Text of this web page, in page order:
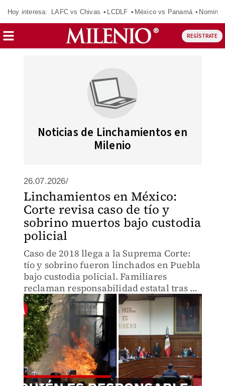
Hoy interesa: LAFC vs Chivas LCDLF México vs Panamá
REGÍSTRATE
Noticias de Linchamientos en
Milenio
26.07.2026/
Linchamientos en México:
Corte revisa caso de tío y
sobrino muertos bajo custodia
policial
Caso de 2018 llega a la Suprema Corte:
tío y sobrino fueron linchados en Puebla
bajo custodia policial. Familiares
reclaman responsabilidad estatal tras 8
años de batalla legal. El fallo podría
sentar precedente en 90+ casos de
linchamientos en 2025